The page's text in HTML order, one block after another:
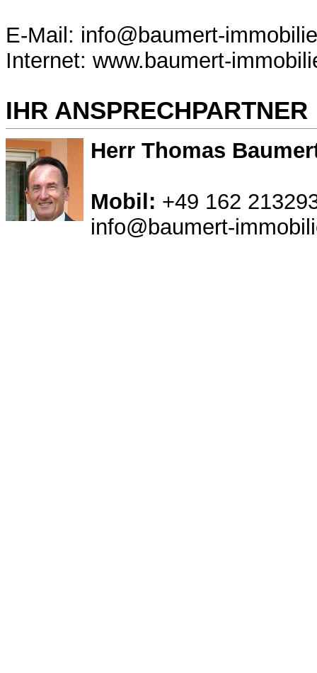
E-Mail: info@baumert-
Internet: www.baumert-
IHR ANSPRECHPARTNER
Herr Thomas
Mobil: +49 162
info@baumert-